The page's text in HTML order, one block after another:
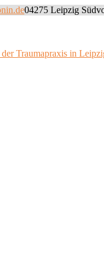
04275 Leipzig